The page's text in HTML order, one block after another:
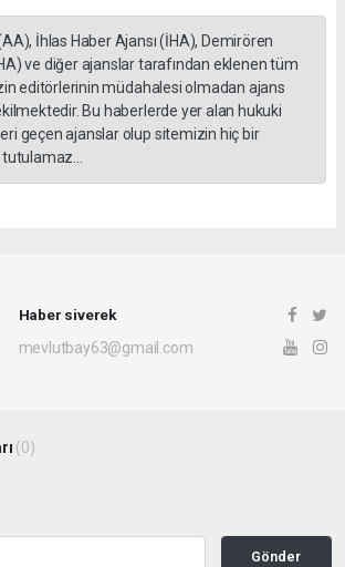
İhlas Haber Ajansı (İHA), Demirören
ve diğer ajanslar tarafından eklenen tüm
editörlerinin müdahalesi olmadan ajans
Bu haberlerde yer alan hukuki
geçen ajanslar olup sitemizin hiç bir
Haber siverek
mevlutbay63@gmail.com
(0)
Gönder